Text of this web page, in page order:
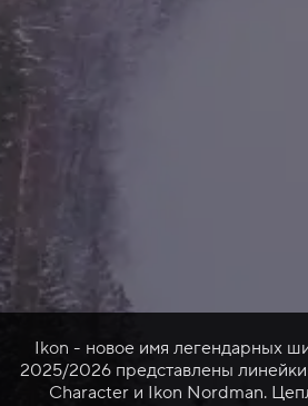
Ikon - новое имя легендарных
2025/2026 представлены
Character и Ikon Nordman.